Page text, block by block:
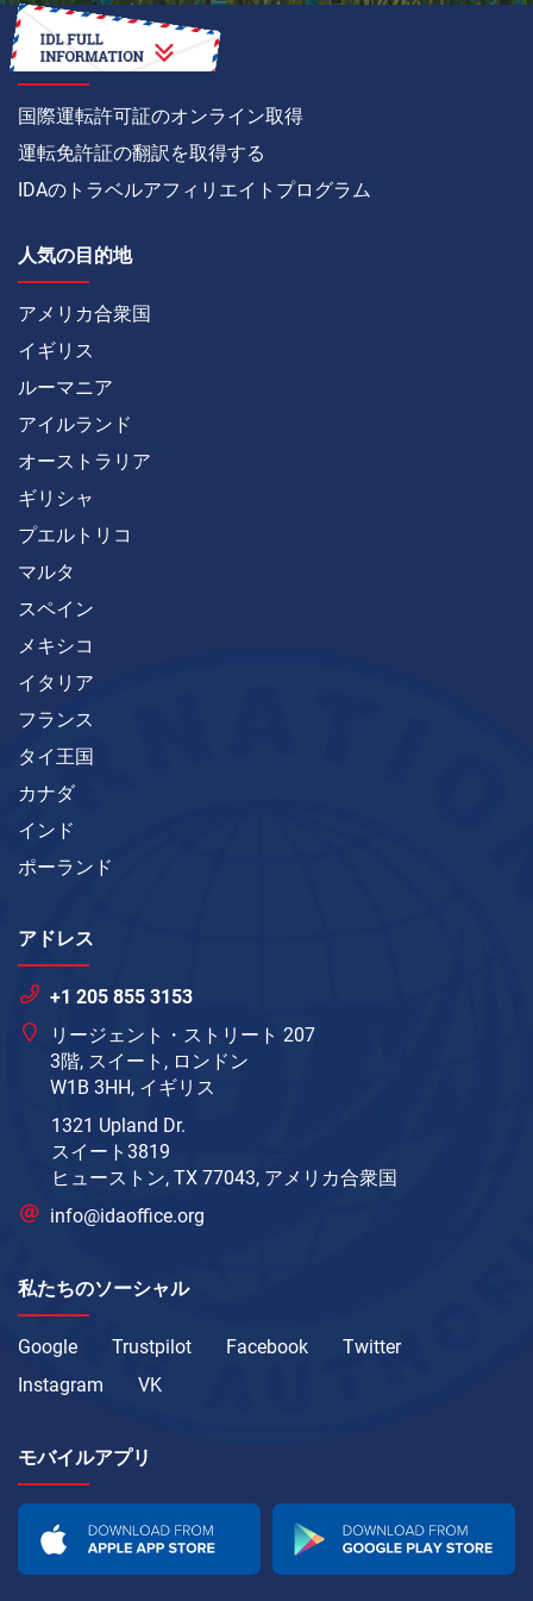
方法
国際運転許可証のオンライン取得
運転免許証の翻訳を取得する
IDAのトラベルアフィリエイトプログラム
人気の目的地
アメリカ合衆国
イギリス
ルーマニア
アイルランド
オーストラリア
ギリシャ
プエルトリコ
マルタ
スペイン
メキシコ
イタリア
フランス
タイ王国
カナダ
インド
ポーランド
アドレス
+1 205 855 3153
リージェント・ストリート 207
3階, スイート, ロンドン
W1B 3HH, イギリス
1321 Upland Dr.
スイート3819
ヒューストン, TX 77043, アメリカ合衆国
info@idaoffice.org
私たちのソーシャル
Google Trustpilot Facebook
Twitter
Instagram
VK
モバイルアプリ